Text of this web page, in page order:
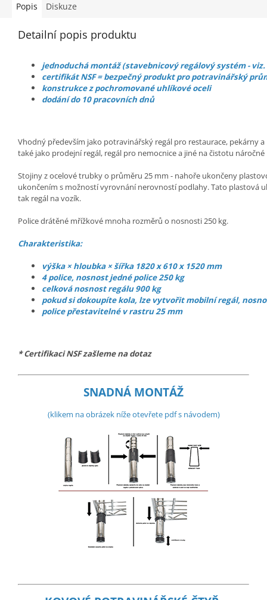
Popis Diskuze
Detailní popis produktu
jednoduchá montáž (stavebnicový regálový systém -
certifikát NSF = bezpečný produkt pro potravinářský
konstrukce z pochromované uhlíkové oceli
dodání do 10 pracovních dnů
Vhodný především jako potravinářský regál pro restaurace, pekárny
také jako prodejní regál, regál pro nemocnice a jiné na čistotu
Stojiny z ocelové trubky o průměru 25 mm - nahoře ukončeny
ukončením s možností vyrovnání nerovností podlahy. Tato plastová
tak regál na vozík.
Police drátěné mřížkové mnoha rozměrů o nosnosti 250 kg.
Charakteristika:
výška × hloubka × šířka 1820 x 610 x 1520 mm
4 police, nosnost jedné police 250 kg
celková nosnost regálu 900 kg
pokud si dokoupíte kola, lze vytvořit mobilní regál,
police přestavitelné v rastru 25 mm
* Certifikaci NSF zašleme na dotaz
SNADNÁ MONTÁŽ
(klikem na obrázek níže otevřete pdf s návodem)